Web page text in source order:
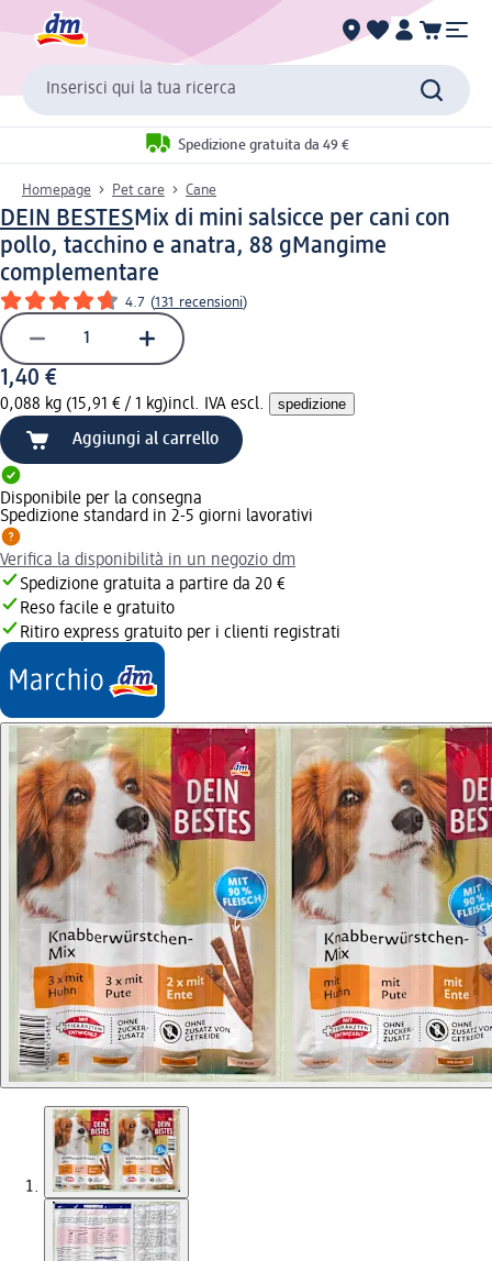
Inserisci qui la tua ricerca
Spedizione gratuita da 49 €
Homepage Pet care Cane
DEIN BESTESMix di mini salsicce per cani con
pollo, tacchino e anatra, 88 gMangime
complementare
4.7 (131 recensioni)
1,40 €
0,088 kg (15,91 € / 1 kg)incl. IVA escl. spedizione
Aggiungi al carrello
Disponibile per la consegna
Spedizione standard in 2-5 giorni lavorativi
Verifica la disponibilità in un negozio dm
Spedizione gratuita a partire da 20 €
Reso facile e gratuito
Ritiro express gratuito per i clienti registrati